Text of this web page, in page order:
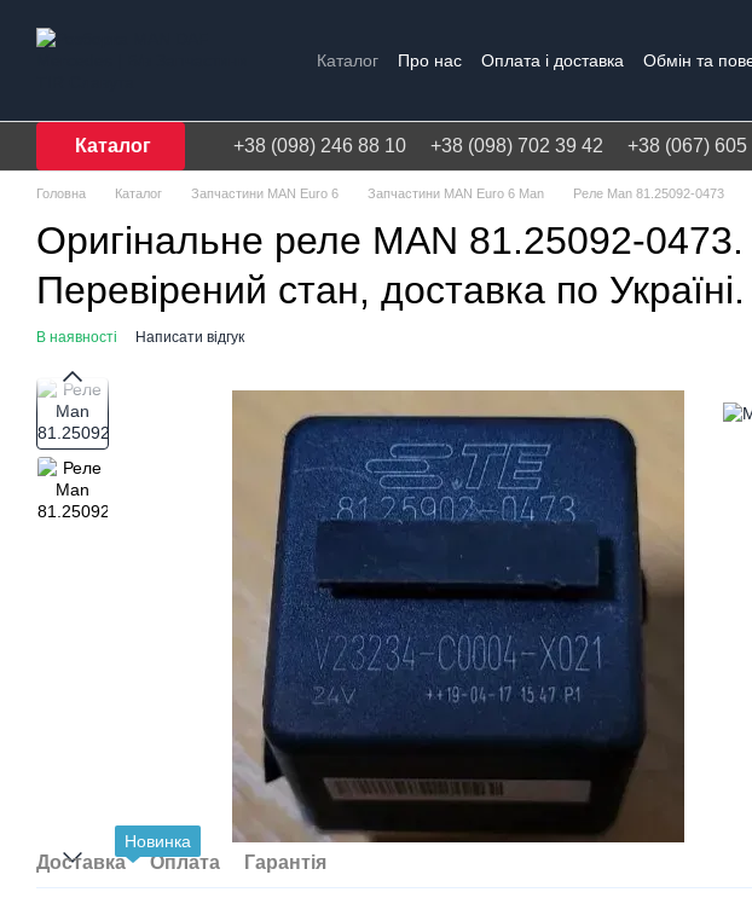
Каталог Про нас Оплата і доставка Обмін та
Каталог +38 (098) 246 88 10 +38 (098) 702 39 42 +38 (067) 605
Головна Каталог Запчастини MAN Euro 6 Запчастини MAN Euro 6 Man Реле Man 81.25092-0473
Оригінальне реле MAN 81.25092-
Перевірений стан, доставка по Україні.
В наявності Написати відгук
Новинка
Доставка Оплата Гарантія